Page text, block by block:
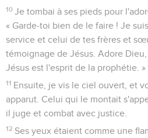
10 Je tombai à ses pieds pour
« Garde-toi bien de le faire ! Je
service et celui de tes frères et
témoignage de Jésus. Adore
Jésus est l'esprit de la prophétie. »
11 Ensuite, je vis le ciel ouvert, et
apparut. Celui qui le montait
il juge et combat avec justice.
12 Ses yeux étaient comme une